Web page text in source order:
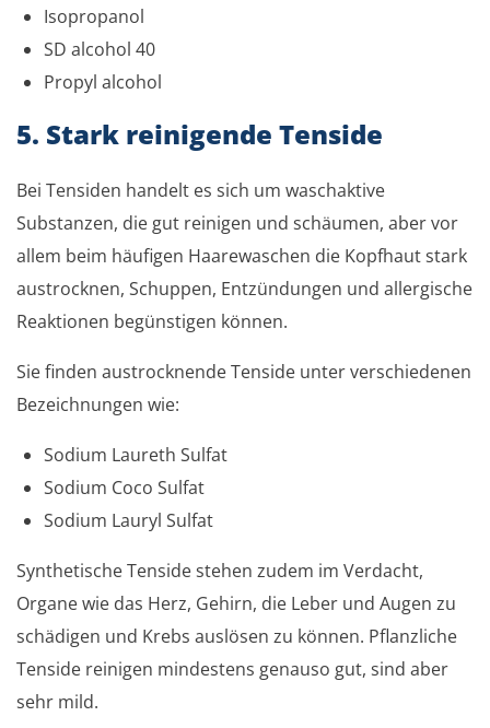
Isopropanol
SD alcohol 40
Propyl alcohol
5. Stark reinigende Tenside
Bei Tensiden handelt es sich um waschaktive
Substanzen, die gut reinigen und schäumen, aber vor
allem beim häufigen Haarewaschen die Kopfhaut stark
austrocknen, Schuppen, Entzündungen und allergische
Reaktionen begünstigen können.
Sie finden austrocknende Tenside unter verschiedenen
Bezeichnungen wie:
Sodium Laureth Sulfat
Sodium Coco Sulfat
Sodium Lauryl Sulfat
Synthetische Tenside stehen zudem im Verdacht,
Organe wie das Herz, Gehirn, die Leber und Augen zu
schädigen und Krebs auslösen zu können. Pflanzliche
Tenside reinigen mindestens genauso gut, sind aber
sehr mild.